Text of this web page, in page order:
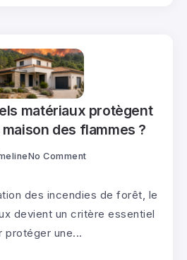
matériaux protègent
des flammes ?
No Comment
des incendies de forêt, le
devient un critère essentiel
protéger une...